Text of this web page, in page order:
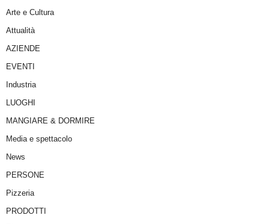
Arte e Cultura
Attualità
AZIENDE
EVENTI
Industria
LUOGHI
MANGIARE & DORMIRE
Media e spettacolo
News
PERSONE
Pizzeria
PRODOTTI